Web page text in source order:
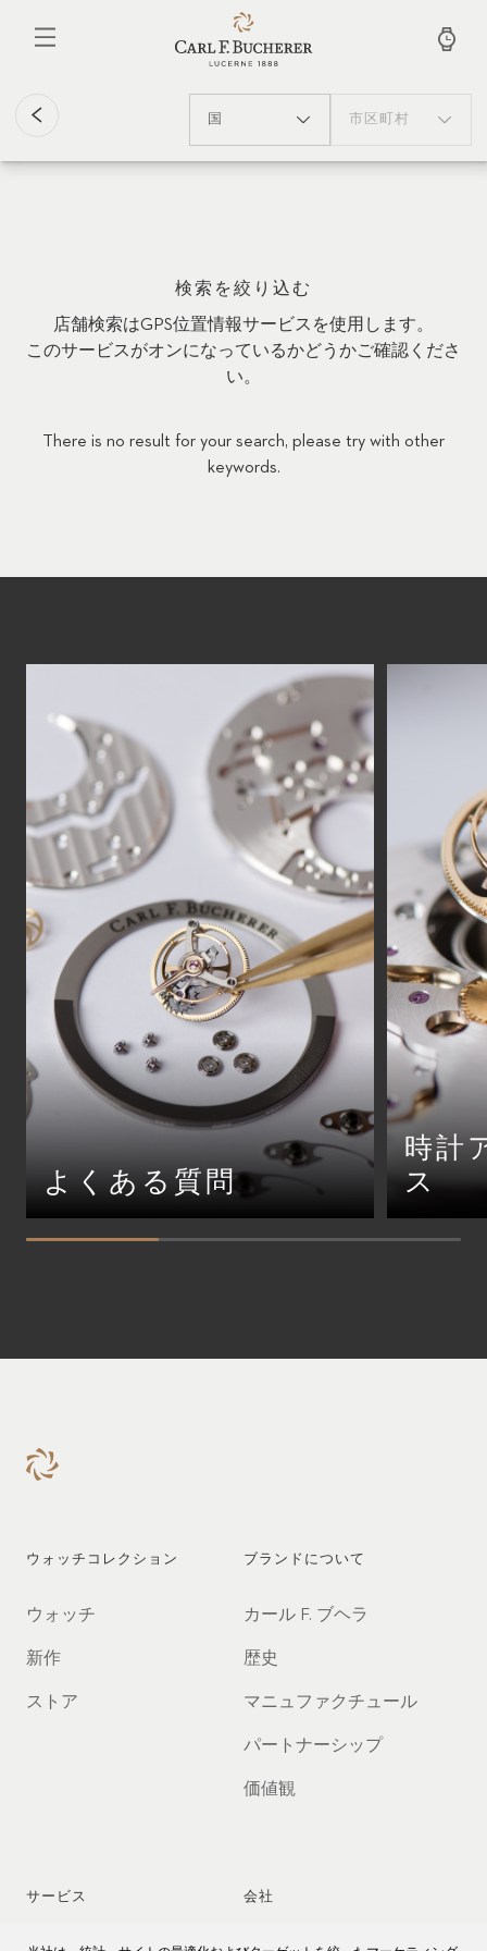
国 市区町村
検索を絞り込む
店舗検索はGPS位置情報サービスを使用します。
このサービスがオンになっているかどうかご確認くださ
い。
There is no result for your search, please try with other
keywords.
よくある質問
時計
ス
ウォッチコレクション
ウォッチ
新作
ストア
ブランドについて
カール F. ブヘラ
歴史
マニュファクチュール
パートナーシップ
価値観
サービス 会社